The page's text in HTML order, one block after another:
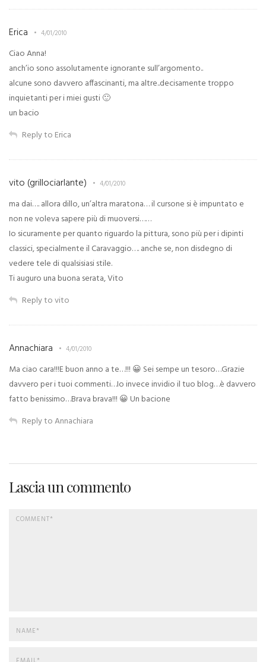
Erica 4/01/2010
Ciao Anna!
anch’io sono assolutamente ignorante sull’argomento..
alcune sono davvero affascinanti, ma altre..decisamente troppo
inquietanti per i miei gusti 🙂
un bacio
Reply to Erica
vito (grillociarlante) 4/01/2010
ma dai…. allora dillo, un’altra maratona… il cursone si è impuntato e
non ne voleva sapere più di muoversi……
Io sicuramente per quanto riguardo la pittura, sono più per i dipinti
classici, specialmente il Caravaggio…. anche se, non disdegno di
vedere tele di qualsisiasi stile.
Ti auguro una buona serata, Vito
Reply to vito
Annachiara 4/01/2010
Ma ciao cara!!!E buon anno a te…!!! 😀 Sei sempe un tesoro…Grazie
davvero per i tuoi commenti…Io invece invidio il tuo blog…è davvero
fatto benissimo…Brava brava!!! 😀 Un bacione
Reply to Annachiara
Lascia un commento